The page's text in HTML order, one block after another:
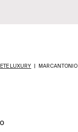
LUXURY MARCANTONIO